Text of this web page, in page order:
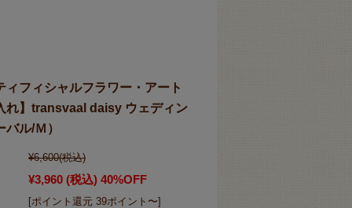
ィフィシャルフラワー・アート
れ】transvaal daisy ウェディン
ル/Ｍ）
¥6,600(税込)
¥3,960 (税込) 40%OFF
[ポイント還元 39ポイント〜]